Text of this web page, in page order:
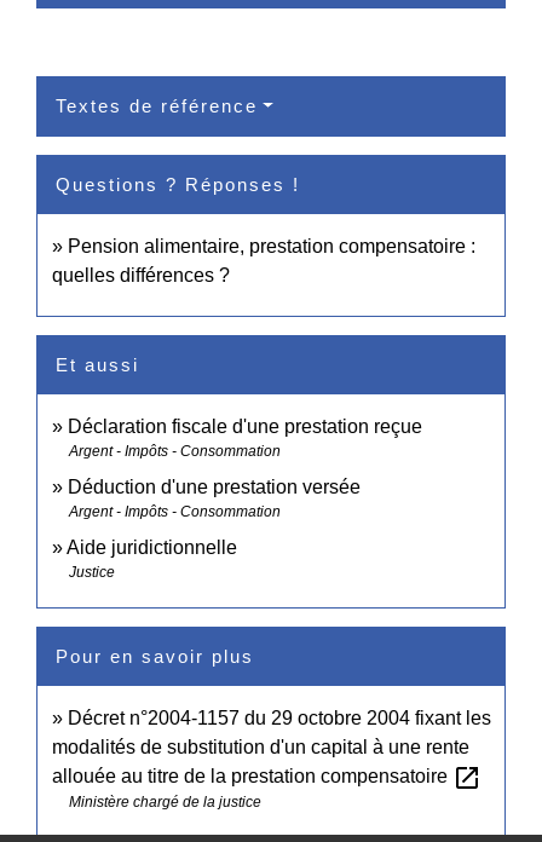
Textes de référence
Questions ? Réponses !
Pension alimentaire, prestation compensatoire :
quelles différences ?
Et aussi
Déclaration fiscale d'une prestation reçue
Argent - Impôts - Consommation
Déduction d'une prestation versée
Argent - Impôts - Consommation
Aide juridictionnelle
Justice
Pour en savoir plus
Décret n°2004-1157 du 29 octobre 2004 fixant les
modalités de substitution d'un capital à une rente
allouée au titre de la prestation compensatoire open_in_new
Ministère chargé de la justice